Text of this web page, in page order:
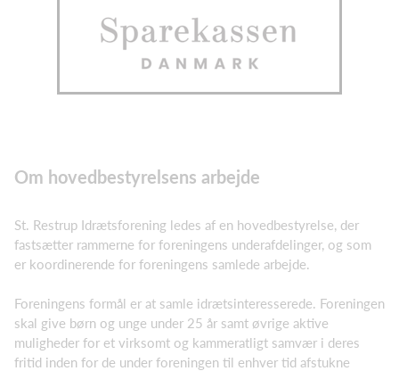
Om hovedbestyrelsens arbejde
St. Restrup Idrætsforening ledes af en hovedbestyrelse, der
fastsætter rammerne for foreningens underafdelinger, og som
er koordinerende for foreningens samlede arbejde.
Foreningens formål er at samle idrætsinteresserede. Foreningen
skal give børn og unge under 25 år samt øvrige aktive
muligheder for et virksomt og kammeratligt samvær i deres
fritid inden for de under foreningen til enhver tid afstukne